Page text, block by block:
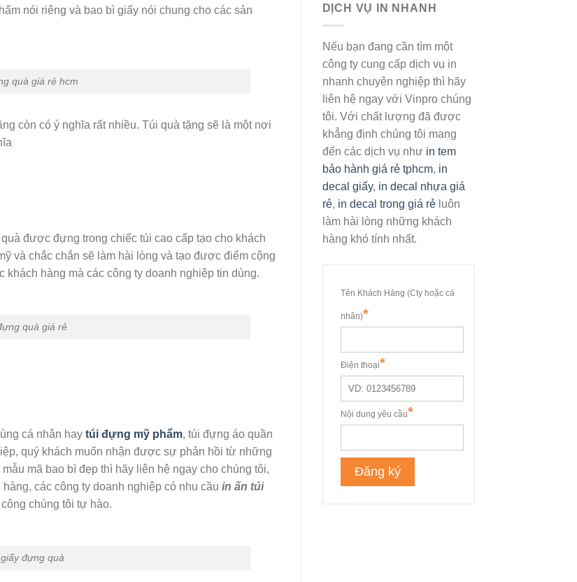
DỊCH VỤ IN NHANH
Nếu bạn đang cần tìm một
công ty cung cấp dịch vụ in
nhanh chuyên nghiệp thì hãy
liên hệ ngay với Vinpro chúng
tôi. Với chất lượng đã được
khẳng định chúng tôi mang
đến các dịch vụ như in tem
bảo hành giá rẻ tphcm, in
decal giấy, in decal nhựa giá
rẻ, in decal trong giá rẻluôn
làm hài lòng những khách
hàng khó tính nhất.
nói riêng và bao bì giấy nói chung cho các sản
quà giá rẻ hcm
còn có ý nghĩa rất nhiều. Túi quà tặng sẽ là một nơi
được đựng trong chiếc túi cao cấp tạo cho khách
và chắc chắn sẽ làm hài lòng và tạo được điểm cộng
hàng mà các công ty doanh nghiệp tin dùng.
quà giá rẻ
cá nhân hay túi đựng mỹ phẩm, túi đựng áo quần
quý khách muốn nhận được sự phản hồi từ những
mã bao bì đẹp thì hãy liên hệ ngay cho chúng tôi,
các công ty doanh nghiệp có nhu cầu in ấn túi
chúng tôi tự hào.
đựng quà